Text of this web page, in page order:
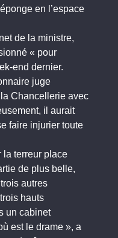
en l’espace
de la ministre,
« pour
end dernier.
juge
Chancellerie avec
il aurait
faire injurier toute
la terreur place
de plus belle,
autres
hauts
un cabinet
est le drame », a